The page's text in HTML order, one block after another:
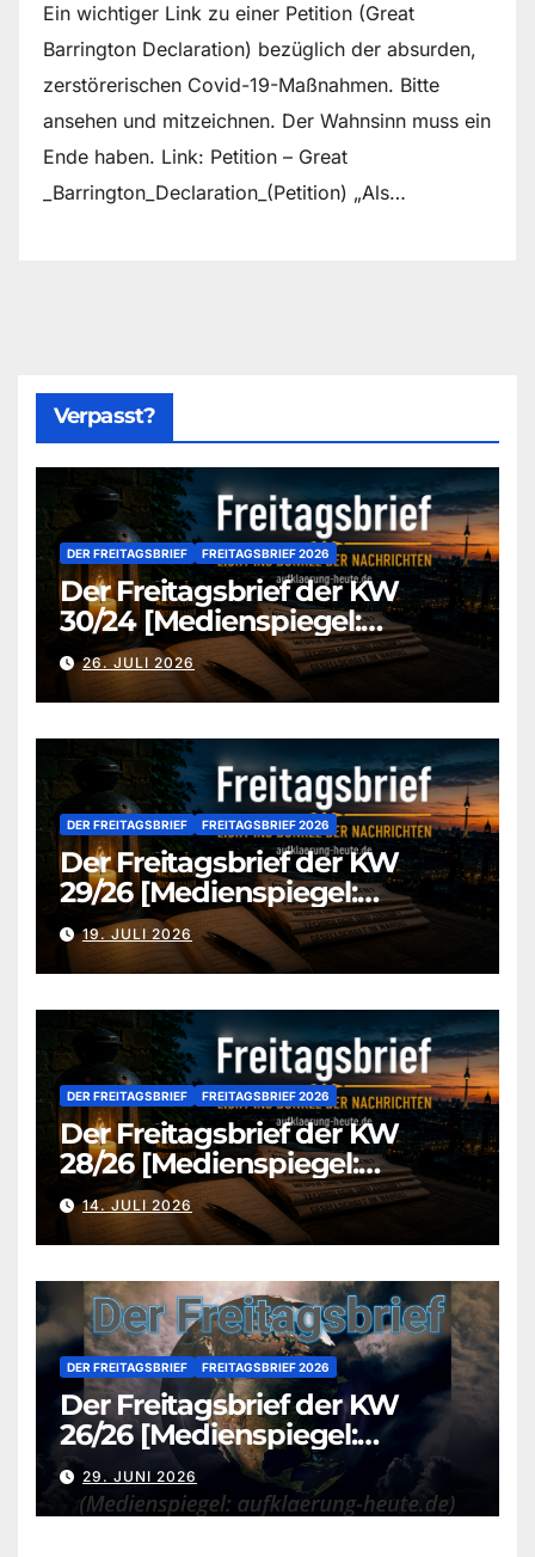
Ein wichtiger Link zu einer Petition (Great
Barrington Declaration) bezüglich der absurden,
zerstörerischen Covid-19-Maßnahmen. Bitte
ansehen und mitzeichnen. Der Wahnsinn muss ein
Ende haben. Link: Petition – Great
_Barrington_Declaration_(Petition) „Als…
Verpasst?
DER FREITAGSBRIEF FREITAGSBRIEF 2026
Der Freitagsbrief der KW
30/24 [Medienspiegel:
aufklaerung-heute-de]
26. JULI 2026
DER FREITAGSBRIEF FREITAGSBRIEF 2026
Der Freitagsbrief der KW
29/26 [Medienspiegel:
aufklaerung-heute.de]
19. JULI 2026
DER FREITAGSBRIEF FREITAGSBRIEF 2026
Der Freitagsbrief der KW
28/26 [Medienspiegel:
aufklaerung-heute.de]
14. JULI 2026
DER FREITAGSBRIEF FREITAGSBRIEF 2026
Der Freitagsbrief der KW
26/26 [Medienspiegel:
aufklaerung-heute.de]
29. JUNI 2026